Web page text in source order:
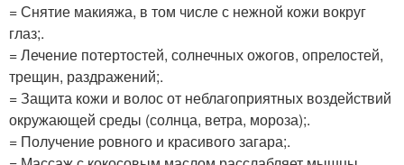
= Снятие макияжа, в том числе с нежной кожи вокруг
глаз;.
= Лечение потертостей, солнечных ожогов, опрелостей,
трещин, раздражений;.
= Защита кожи и волос от неблагоприятных воздействий
окружающей среды (солнца, ветра, мороза);.
= Получение ровного и красивого загара;.